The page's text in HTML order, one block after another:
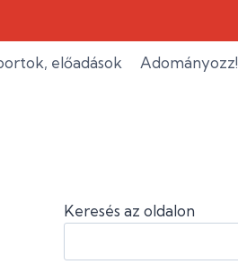
előadások Adományozz!
Keresés az oldalon